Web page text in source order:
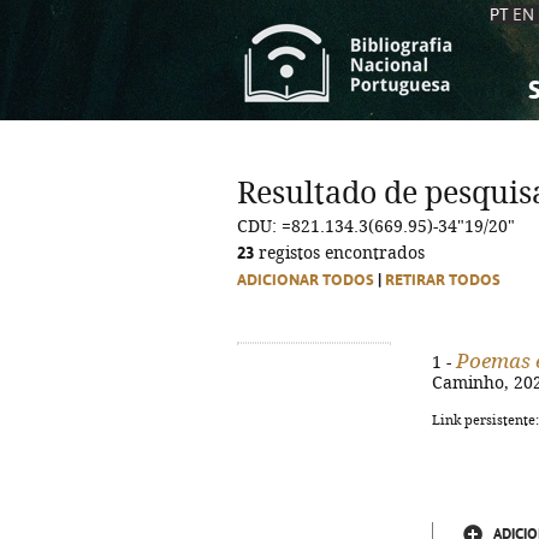
PT EN
Resultado de
CDU: =821.134.3(669.95)-34"19/20"
23 registos encontrados
ADICIONAR TODOS RETIRAR TODOS
1 - Poemas
Caminho,
Link